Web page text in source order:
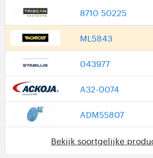
8710 50225
ML5843
043977
A32-0074
ADM55807
Bekijk soortgelijke